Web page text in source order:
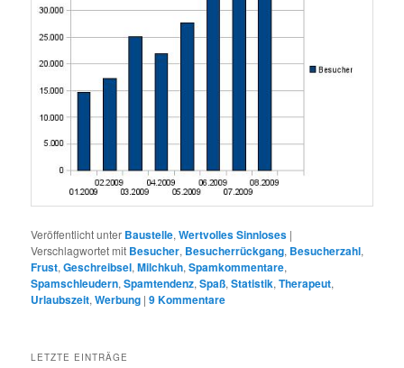
Veröffentlicht unter Baustelle,Wertvolles Sinnloses |
Verschlagwortet mit Besucher, Besucherrückgang, Besucherzahl,
Frust,Geschreibsel,Milchkuh,Spamkommentare,
Spamschleudern,Spamtendenz,Spaß,Statistik,Therapeut,
Urlaubszeit,Werbung |9Kommentare
LETZTE EINTRÄGE